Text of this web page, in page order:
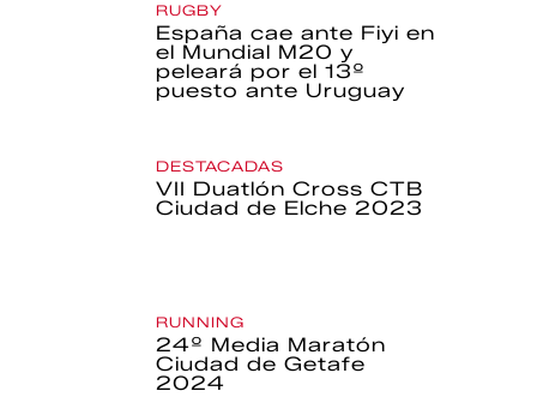
RUGBY
España cae ante Fiyi en
el Mundial M20 y
peleará por el 13º
puesto ante Uruguay
DESTACADAS
VII Duatlón Cross CTB
Ciudad de Elche 2023
RUNNING
24º Media Maratón
Ciudad de Getafe
2024